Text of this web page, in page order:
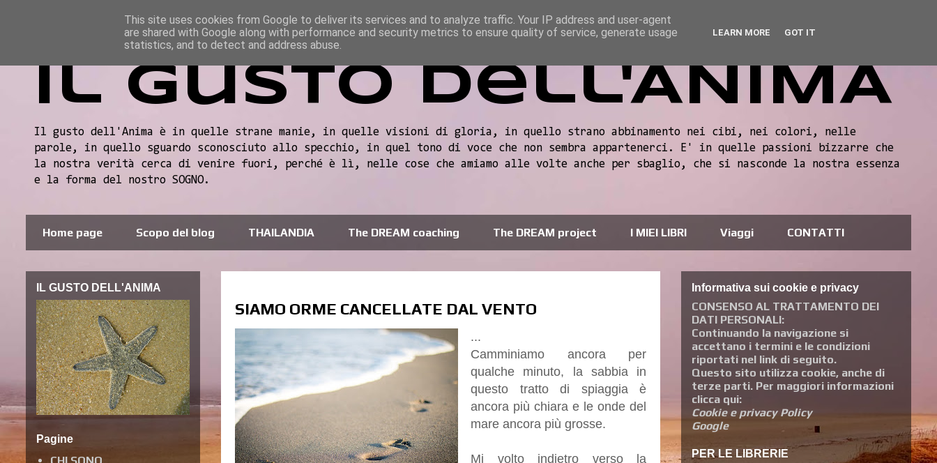
Il gusto dell'ANIMA
Il gusto dell'Anima è in quelle strane manie, in quelle visioni di gloria, in quello strano abbinamento nei cibi, nei colori, nelle
parole, in quello sguardo sconosciuto allo specchio, in quel tono di voce che non sembra appartenerci. E' in quelle passioni bizzarre che
la nostra verità cerca di venire fuori, perché è lì, nelle cose che amiamo alle volte anche per sbaglio, che si nasconde la nostra essenza
e la forma del nostro SOGNO.
Home page Scopo del blog THAILANDIA The DREAM coaching The DREAM project I MIEI LIBRI Viaggi CONTATTI
SIAMO ORME CANCELLATE DAL VENTO
...
Camminiamo ancora per
qualche minuto, la sabbia in
questo tratto di spiaggia è
ancora più chiara e le onde del
mare ancora più grosse.
Mi volto indietro verso la
IL GUSTO DELL'ANIMA
Pagine
Informativa sui cookie e privacy
CONSENSO AL TRATTAMENTO DEI
DATI PERSONALI:
Continuando la navigazione si
accettano i termini e le condizioni
riportati nel link di seguito.
Questo sito utilizza cookie, anche di
terze parti. Per maggiori informazioni
clicca qui:
Cookie e privacy Policy
Google
PER LE LIBRERIE
This site uses cookies from Google to deliver its services and to analyze traffic. Your IP address and user-agent
are shared with Google along with performance and security metrics to ensure quality of service, generate usage
statistics, and to detect and address abuse.
LEARN MORE GOT IT